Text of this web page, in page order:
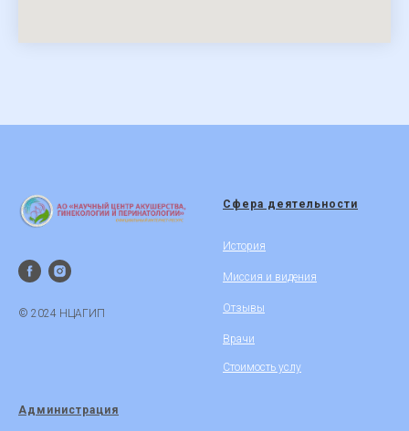
© 2024 НЦАГИП
Сфера деятельности
История
Миссия и видения
Отзывы
Врачи
Стоимость услу
Администрация